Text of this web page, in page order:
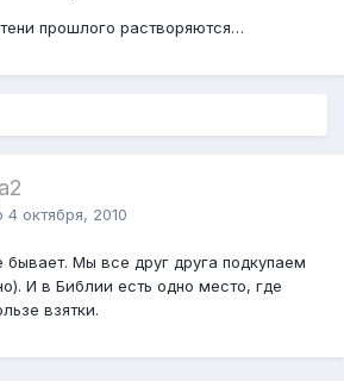
прошлого растворяются…
4 октября, 2010
бывает. Мы все друг друга подкупаем
И в Библии есть одно место, где
взятки.